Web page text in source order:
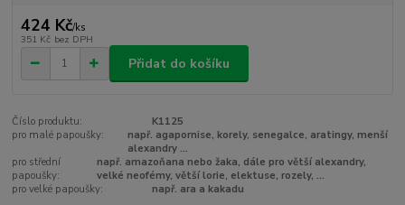
424 Kč/ks
351 Kč bez DPH
Přidat do košíku
Číslo produktu:
K1125
pro malé papoušky:
např. agapornise, korely, senegalce, aratingy, menší
alexandry ...
pro střední
papoušky:
např. amazoňana nebo žaka, dále pro větší alexandry,
velké neofémy, větší lorie, elektuse, rozely, ...
pro velké papoušky:
např. ara a kakadu